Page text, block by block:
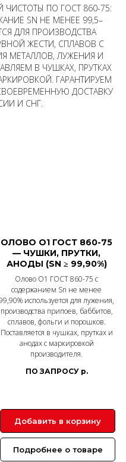
ПО ГОСТ 860-75:
SN НЕ МЕНЕЕ 99,5–
ДЛЯ ПРОИЗВОДСТВА
ЖЕСТИ, СПЛАВОВ С
МЕТАЛЛОВ, ЛУЖЕНИЯ И
В ЧУШКАХ, ПРУТКАХ
ГАРАНТИРУЕМ
ДОСТАВКУ
И СНГ.
ОЛОВО О1 ГОСТ 860-75
— ЧУШКИ, ПРУТКИ,
АНОДЫ (SN ≥ 99,90%)
Олово О1 ГОСТ 860-75 с
содержанием Sn не менее
используется для лужения,
производства припоев, баббитов,
сплавов, фольги и порошков.
Поставляется в чушках, прутках и
анодах с маркировкой
производителя.
ПО ЗАПРОСУ р.
Добавить в корзину
Подробнее о товаре